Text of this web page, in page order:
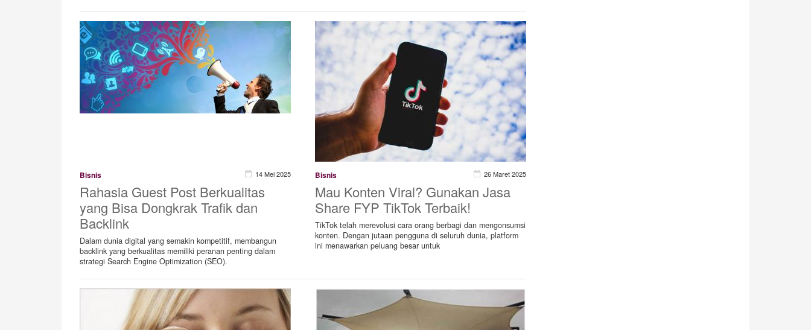
Bisnis 14 Mei 2025
Rahasia Guest Post Berkualitas
yang Bisa Dongkrak Trafik dan
Backlink
Dalam dunia digital yang semakin kompetitif, membangun
backlink yang berkualitas memiliki peranan penting dalam
strategi Search Engine Optimization (SEO).
Bisnis 26 Maret 2025
Mau Konten Viral? Gunakan Jasa
Share FYP TikTok Terbaik!
TikTok telah merevolusi cara orang berbagi dan mengonsumsi
konten. Dengan jutaan pengguna di seluruh dunia, platform
ini menawarkan peluang besar untuk